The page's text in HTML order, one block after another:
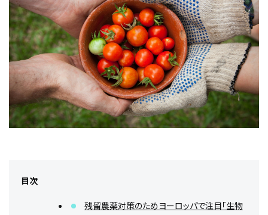
目次
残留農薬対策のためヨーロッパで注目「生物